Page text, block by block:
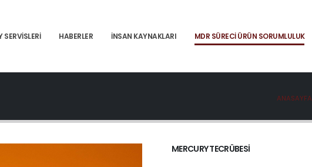
SERVISLERI HABERLER İNSAN KAYNAKLARI MDR SÜRECI ÜRÜN SORUMLULUK
ANASAYFA
MERCURY TECRÜBESI